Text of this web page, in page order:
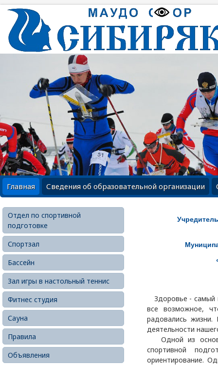
Главная Сведения об образовательной организации
Отдел по спортивной
подготовке
Спортзал
Бассейн
Зал игры в настольный теннис
Фитнес студия
Сауна
Правила
Объявления
Здоровье - самый
все возможное,
радовались
деятельности
Одной из
спортивной
ориентирование.